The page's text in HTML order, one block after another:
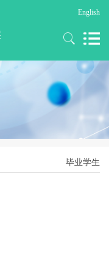
English
毕业学生